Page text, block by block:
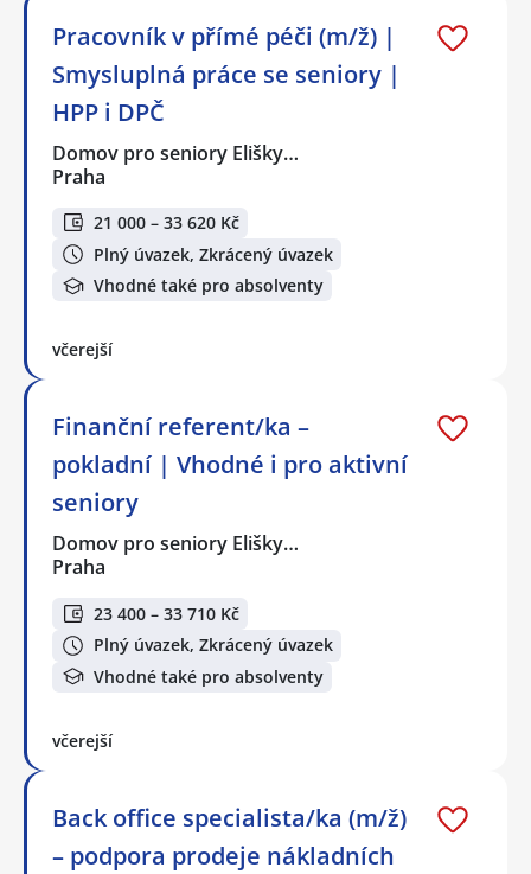
Pracovník v přímé péči (m/ž) |
Smysluplná práce se seniory |
HPP i DPČ
Domov pro seniory Elišky…
Praha
21 000 – 33 620 Kč
Plný úvazek, Zkrácený úvazek
Vhodné také pro absolventy
včerejší
Finanční referent/ka –
pokladní | Vhodné i pro aktivní
seniory
Domov pro seniory Elišky…
Praha
23 400 – 33 710 Kč
Plný úvazek, Zkrácený úvazek
Vhodné také pro absolventy
včerejší
Back office specialista/ka (m/ž)
– podpora prodeje nákladních